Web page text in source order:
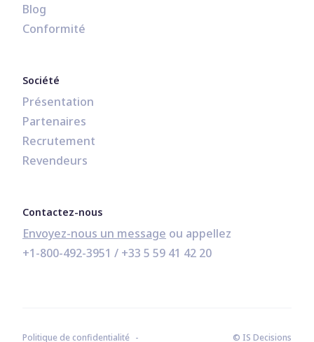
Blog
Conformité
Société
Présentation
Partenaires
Recrutement
Revendeurs
Contactez-nous
Envoyez-nous un message
+1-800-492-3951 / +33 5 59 41 42 20
Politique de confidentialité © IS Decisions